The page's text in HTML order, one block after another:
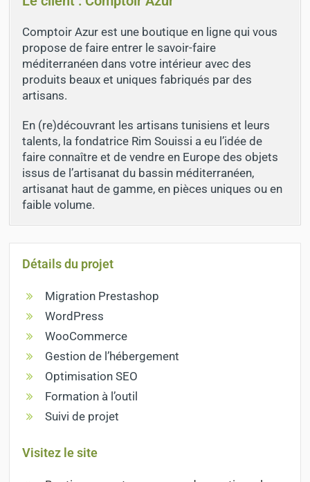
Comptoir Azur est une boutique en ligne qui vous
propose de faire entrer le savoir-faire
méditerranéen dans votre intérieur avec des
produits beaux et uniques fabriqués par des
artisans.
En (re)découvrant les artisans tunisiens et leurs
talents, la fondatrice Rim Souissi a eu l’idée de
faire connaître et de vendre en Europe des objets
issus de l’artisanat du bassin méditerranéen,
artisanat haut de gamme, en pièces uniques ou en
faible volume.
Détails du projet
Migration Prestashop
WordPress
WooCommerce
Gestion de l’hébergement
Optimisation SEO
Formation à l’outil
Suivi de projet
Visitez le site